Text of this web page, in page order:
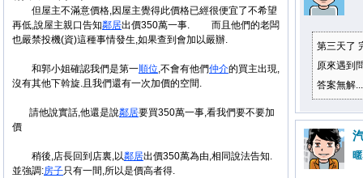
第三天了
原來遇到
答案無解...
但屋主不滿意價格,因屋主覺得此價格已經很便宜了不希望
再低,說屋主親口告知鄰居出價350萬一事. 而且他們的老闆
也嚴禁投機(資)這種事情發生,如果查到會加以嚴辦.
和郭小姐確認我們是第一順位,不會有他們仲介的買主出現,
沒有其他下斡旋.且我們還有一次加價的空間.
請他說實話,他還是說鄰居要買350萬一事,看我們要不要加
價
稍後,店長回到店裏,以鄰居出價350萬為由,相同說法告知.
並強調:房子只有一間,所以是價高者得.